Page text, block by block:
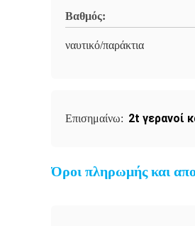
Βαθμός:
ναυτικό/παράκτια
Επισημαίνω: 2t γερανοί
Όροι πληρωμής και